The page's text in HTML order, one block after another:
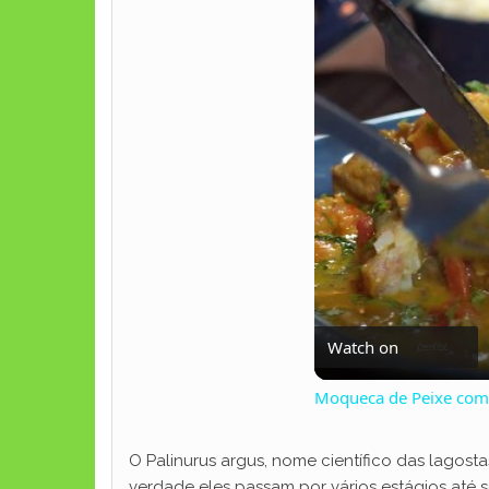
Watch on
Moqueca de Peixe
O Palinurus argus, nome científico das